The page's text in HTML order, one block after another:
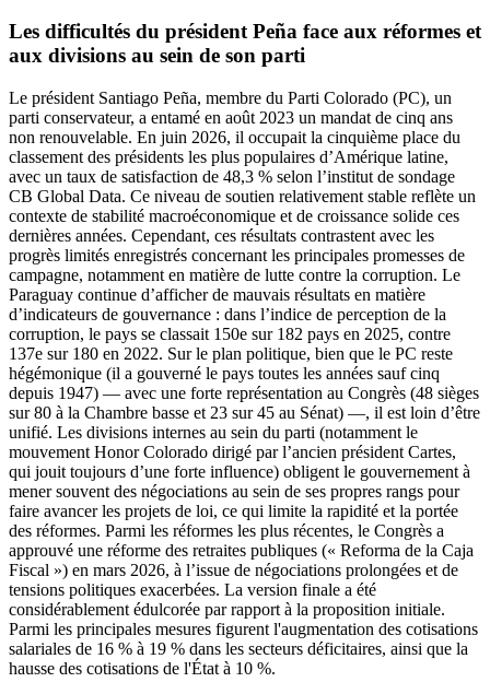
Les difficultés du président Peña face aux réformes et
aux divisions au sein de son parti
Le président Santiago Peña, membre du Parti Colorado (PC), un
parti conservateur, a entamé en août 2023 un mandat de cinq ans
non renouvelable. En juin 2026, il occupait la cinquième place du
classement des présidents les plus populaires d’Amérique latine,
avec un taux de satisfaction de 48,3 % selon l’institut de sondage
CB Global Data. Ce niveau de soutien relativement stable reflète un
contexte de stabilité macroéconomique et de croissance solide ces
dernières années. Cependant, ces résultats contrastent avec les
progrès limités enregistrés concernant les principales promesses de
campagne, notamment en matière de lutte contre la corruption. Le
Paraguay continue d’afficher de mauvais résultats en matière
d’indicateurs de gouvernance : dans l’indice de perception de la
corruption, le pays se classait 150e sur 182 pays en 2025, contre
137e sur 180 en 2022. Sur le plan politique, bien que le PC reste
hégémonique (il a gouverné le pays toutes les années sauf cinq
depuis 1947) — avec une forte représentation au Congrès (48 sièges
sur 80 à la Chambre basse et 23 sur 45 au Sénat) —, il est loin d’être
unifié. Les divisions internes au sein du parti (notamment le
mouvement Honor Colorado dirigé par l’ancien président Cartes,
qui jouit toujours d’une forte influence) obligent le gouvernement à
mener souvent des négociations au sein de ses propres rangs pour
faire avancer les projets de loi, ce qui limite la rapidité et la portée
des réformes. Parmi les réformes les plus récentes, le Congrès a
approuvé une réforme des retraites publiques (« Reforma de la Caja
Fiscal ») en mars 2026, à l’issue de négociations prolongées et de
tensions politiques exacerbées. La version finale a été
considérablement édulcorée par rapport à la proposition initiale.
Parmi les principales mesures figurent l'augmentation des cotisations
salariales de 16 % à 19 % dans les secteurs déficitaires, ainsi que la
hausse des cotisations de l'État à 10 %.